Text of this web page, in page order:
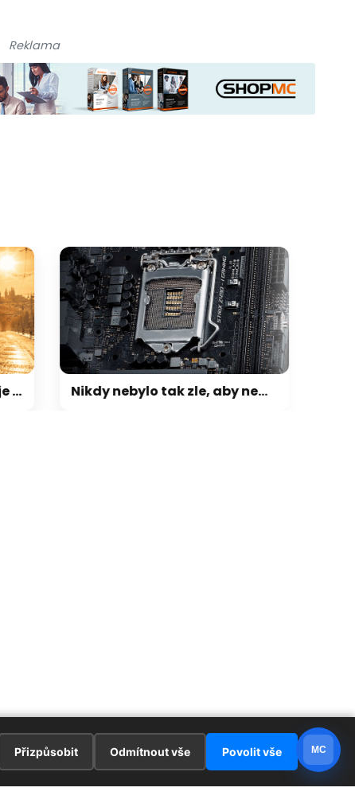
galerie: cviky
Reklama
Nikdy nebylo tak zle, aby nemohlo být hůř: Po RAM, SSD a GPU teď přichází zdražování základních desek
Přizpůsobit Odmítnout vše Povolit vše MC